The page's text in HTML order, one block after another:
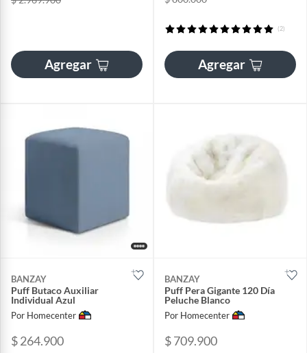
Agregar
(2)
Agregar
BANZAY
Puff Butaco Auxiliar
Individual Azul
Por Homecenter
$ 264.900
BANZAY
Puff Pera Gigante 120 Día
Peluche Blanco
Por Homecenter
$ 709.900